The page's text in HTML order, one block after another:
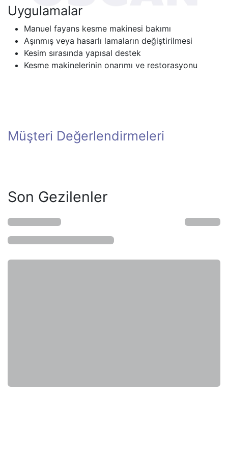
Uygulamalar
Manuel fayans kesme makinesi bakımı
Aşınmış veya hasarlı lamaların değiştirilmesi
Kesim sırasında yapısal destek
Kesme makinelerinin onarımı ve restorasyonu
Müşteri Değerlendirmeleri
Son Gezilenler